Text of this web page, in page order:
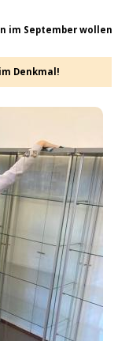
im September wollen
Denkmal!